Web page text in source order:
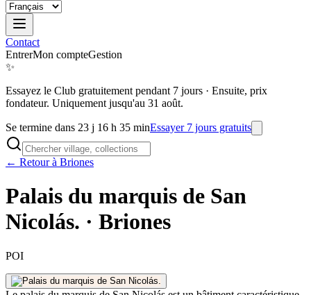
Contact
EntrerMon compteGestion
✨
Essayez le Club gratuitement pendant 7 jours · Ensuite, prix
fondateur. Uniquement jusqu'au 31 août.
Se termine dans 23 j 16 h 35 minEssayer 7 jours gratuits
← Retour à Briones
Palais du marquis de San
Nicolás. · Briones
POI